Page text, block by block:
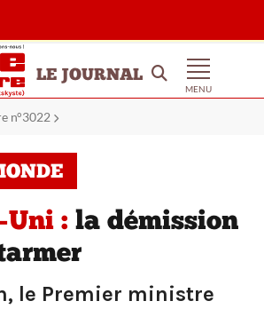
LE JOURNAL
MENU
n°3022
Uni : la démission
le Premier ministre